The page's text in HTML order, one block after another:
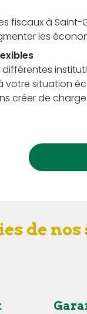
fiscaux à
les
situation
créer de
de